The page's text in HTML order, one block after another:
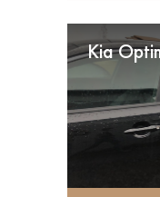
Kia